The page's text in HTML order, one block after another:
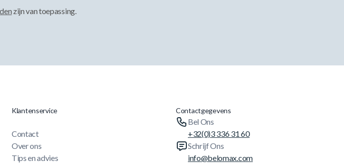
zijn van toepassing.
Klantenservice
Contact
Over ons
Tips en advies
Contactgegevens
Bel Ons
+32(0)3 336 31 60
Schrijf Ons
info@belomax.com